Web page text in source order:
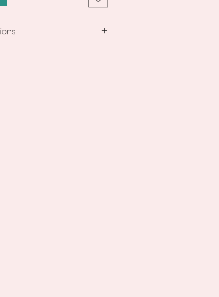
échanges et annulations
14 jours après la livraison
sous: 30 jours après la